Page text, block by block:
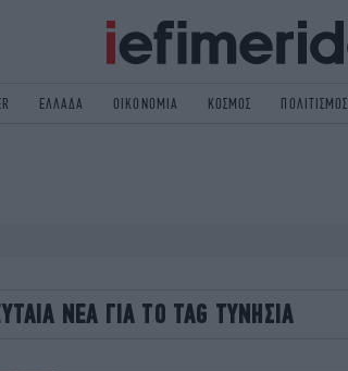
ΕΛΛΑΔΑ ΟΙΚΟΝΟΜΙΑ ΚΟΣΜΟΣ ΠΟΛΙΤΙΣΜΟΣ
PODCAST
ΝΕΑ ΓΙΑ ΤΟ TAG ΤΥΝΗΣΙΑ